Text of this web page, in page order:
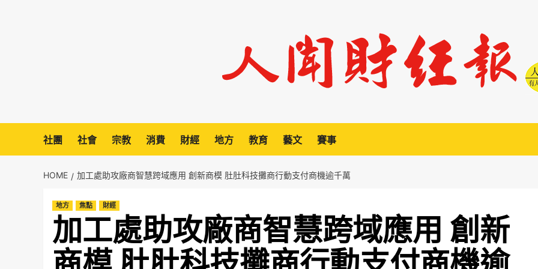
社團 社會 宗教 消費 財經 地方 教育 藝文 賽事
HOME 加工處助攻廠商智慧跨域應用 創新商模 肚肚科技攤商行動支付商機逾千萬
地方 焦點 財經
加工處助攻廠商智慧跨域應用 創新